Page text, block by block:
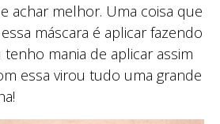
achar melhor. Uma coisa que
máscara é aplicar fazendo
tenho mania de aplicar assim
essa virou tudo uma grande